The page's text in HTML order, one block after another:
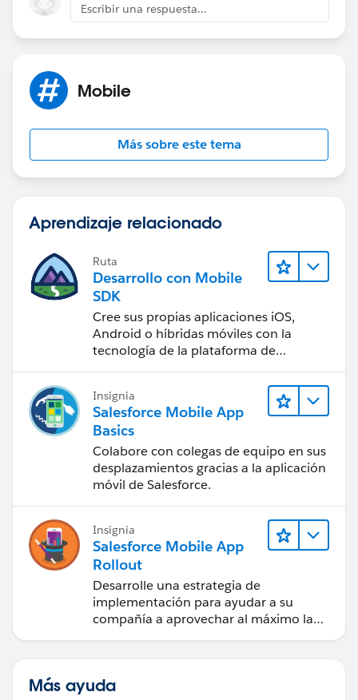
Escribir una respuesta...
Mobile
Más sobre este tema
Aprendizaje relacionado
Ruta
Desarrollo con Mobile
SDK
Cree sus propias aplicaciones iOS,
Android o híbridas móviles con la
tecnología de la plataforma de
Insignia
Salesforce Mobile App
Basics
Colabore con colegas de equipo en sus
desplazamientos gracias a la aplicación
móvil de Salesforce.
Insignia
Salesforce Mobile App
Rollout
Desarrolle una estrategia de
implementación para ayudar a su
compañía a aprovechar al máximo la
Más ayuda